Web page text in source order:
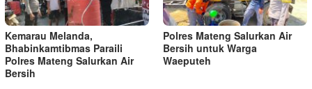
Kemarau Melanda,
Bhabinkamtibmas Paraili
Polres Mateng Salurkan Air
Bersih
Polres Mateng Salurkan Air
Bersih untuk Warga
Waeputeh